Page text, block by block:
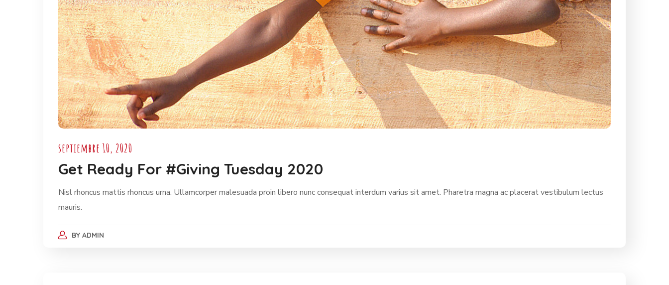
septiembre 10, 2020
Get Ready For #Giving Tuesday 2020
Nisl rhoncus mattis rhoncus urna. Ullamcorper malesuada proin libero nunc consequat interdum varius sit amet. Pharetra magna ac placerat vestibulum lectus
mauris.
BY ADMIN